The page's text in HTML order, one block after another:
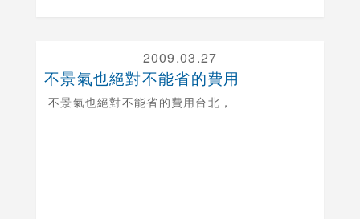
2009.03.27
不景氣也絕對不能省的費用
不景氣也絕對不能省的費用台北，